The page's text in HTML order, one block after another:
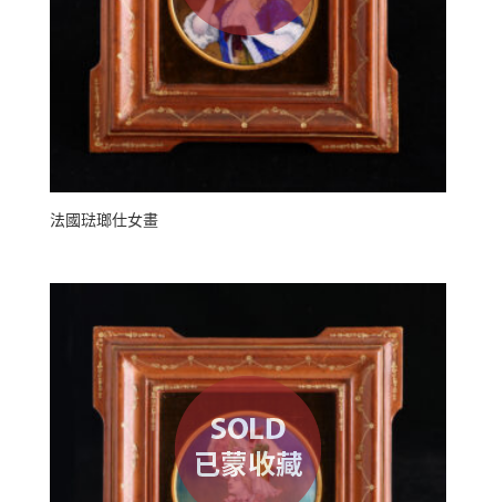
法國琺瑯仕女畫